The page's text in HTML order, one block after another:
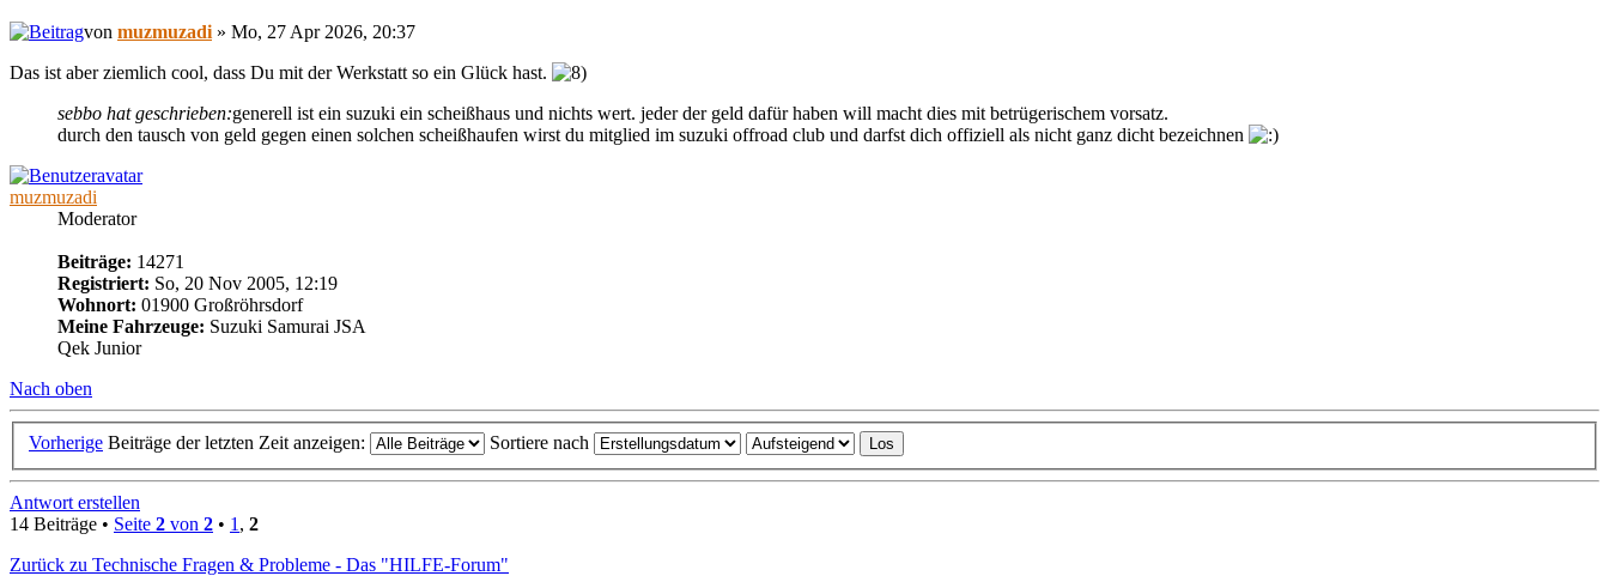
von muzmuzadi » Mo, 27 Apr 2026, 20:37
Das ist aber ziemlich cool, dass Du mit der Werkstatt so ein Glück hast.
sebbo hat geschrieben:generell ist ein suzuki ein scheißhaus und nichts wert. jeder der geld dafür haben will macht dies mit betrügerischem vorsatz.
durch den tausch von geld gegen einen solchen scheißhaufen wirst du mitglied im suzuki offroad club und darfst dich offiziell als nicht ganz dicht bezeichnen
muzmuzadi
Moderator
Beiträge: 14271
Registriert: So, 20 Nov 2005, 12:19
Wohnort: 01900 Großröhrsdorf
Meine Fahrzeuge: Suzuki Samurai JSA
Qek Junior
Nach oben
Vorherige Beiträge der letzten Zeit anzeigen: Sortiere nach
Antwort erstellen
14 Beiträge • Seite 2 von 2 • 1 , 2
Zurück zu Technische Fragen & Probleme - Das "HILFE-Forum"